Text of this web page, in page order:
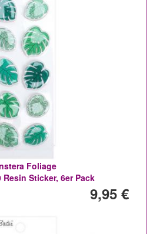
Foliage
Sticker, 6er Pack
9,95 €